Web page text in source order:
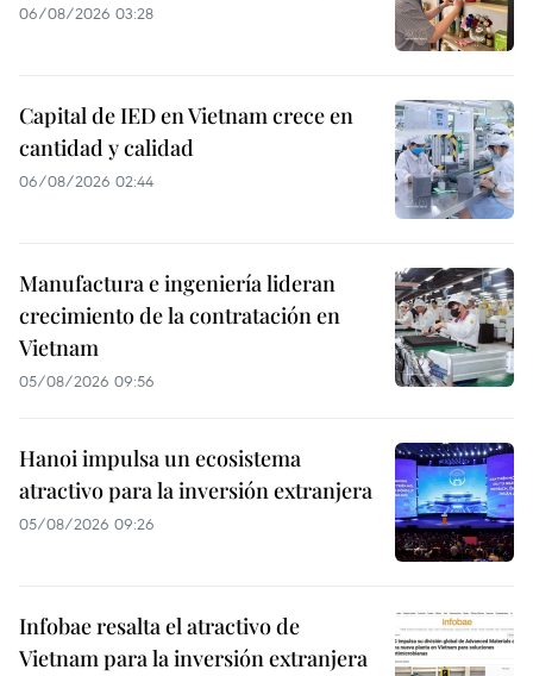
06/08/2026 03:28
Capital de IED en Vietnam crece en
cantidad y calidad
06/08/2026 02:44
Manufactura e ingeniería lideran
crecimiento de la contratación en
Vietnam
05/08/2026 09:56
Hanoi impulsa un ecosistema
atractivo para la inversión extranjera
05/08/2026 09:26
Infobae resalta el atractivo de
Vietnam para la inversión extranjera